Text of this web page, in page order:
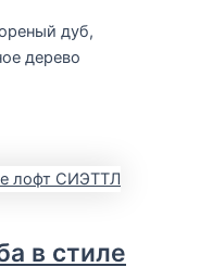
дуб,
дерево
в стиле